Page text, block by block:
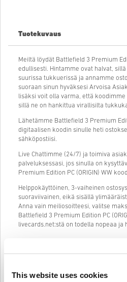
This website uses cookies
Tuotekuvaus
Meiltä löydät Battlefield 3 Premium
edullisesti. Hintamme ovat halvat,
suurissa tukkuerissä ja annamme
suoraan sinun hyväksesi Arvoisa
lisäksi voit olla varma, että
sillä ne on hankittua virallisilta
Lähetämme Battlefield 3 Premium
digitaalisen koodin sinulle heti
sähköpostiisi.
Live Chattimme (24/7) ja toimiva
palveluksessasi, jos sinulla on
Premium Edition PC (ORIGIN) WW
Helppokäyttöinen, 3-vaiheinen
suoraviivainen, eikä sisällä
Anna vain meiliosoitteesi, valitse
Battlefield 3 Premium Edition PC
livecards.net:stä on todella nopeaa ja